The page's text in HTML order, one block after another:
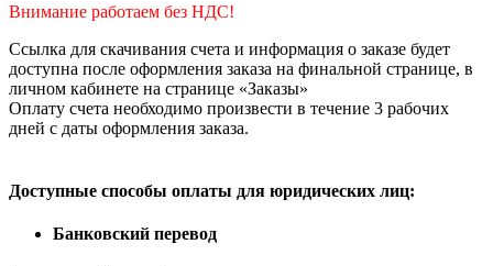
Внимание работаем без НДС!
Ссылка для скачивания счета и информация о заказе будет
доступна после оформления заказа на финальной странице, в
личном кабинете на странице «Заказы»
Оплату счета необходимо произвести в течение 3 рабочих
дней с даты оформления заказа.
Доступные способы оплаты для юридических лиц:
Банковский перевод